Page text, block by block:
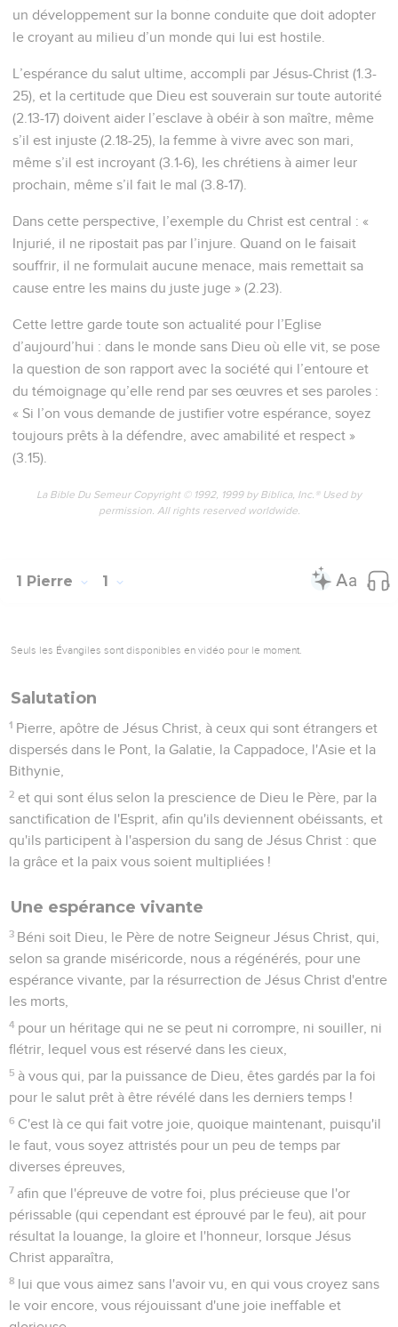
un développement sur la bonne conduite que doit adopter
le croyant au milieu d’un monde qui lui est hostile.
L’espérance du salut ultime, accompli par Jésus-Christ (1.3-
25), et la certitude que Dieu est souverain sur toute autorité
(2.13-17) doivent aider l’esclave à obéir à son maître, même
s’il est injuste (2.18-25), la femme à vivre avec son mari,
même s’il est incroyant (3.1-6), les chrétiens à aimer leur
prochain, même s’il fait le mal (3.8-17).
Dans cette perspective, l’exemple du Christ est central : «
Injurié, il ne ripostait pas par l’injure. Quand on le faisait
souffrir, il ne formulait aucune menace, mais remettait sa
cause entre les mains du juste juge » (2.23).
Cette lettre garde toute son actualité pour l’Eglise
d’aujourd’hui : dans le monde sans Dieu où elle vit, se pose
la question de son rapport avec la société qui l’entoure et
du témoignage qu’elle rend par ses œuvres et ses paroles :
« Si l’on vous demande de justifier votre espérance, soyez
toujours prêts à la défendre, avec amabilité et respect »
(3.15).
La Bible Du Semeur Copyright © 1992, 1999 by Biblica, Inc.® Used by
permission. All rights reserved worldwide.
1 Pierre 1
Seuls les Évangiles sont disponibles en vidéo pour le moment.
Salutation
1 Pierre, apôtre de Jésus Christ, à ceux qui sont étrangers et
dispersés dans le Pont, la Galatie, la Cappadoce, l'Asie et la
Bithynie,
2 et qui sont élus selon la prescience de Dieu le Père, par la
sanctification de l'Esprit, afin qu'ils deviennent obéissants, et
qu'ils participent à l'aspersion du sang de Jésus Christ : que
la grâce et la paix vous soient multipliées !
Une espérance vivante
3 Béni soit Dieu, le Père de notre Seigneur Jésus Christ, qui,
selon sa grande miséricorde, nous a régénérés, pour une
espérance vivante, par la résurrection de Jésus Christ d'entre
les morts,
4 pour un héritage qui ne se peut ni corrompre, ni souiller, ni
flétrir, lequel vous est réservé dans les cieux,
5 à vous qui, par la puissance de Dieu, êtes gardés par la foi
pour le salut prêt à être révélé dans les derniers temps !
6 C'est là ce qui fait votre joie, quoique maintenant, puisqu'il
le faut, vous soyez attristés pour un peu de temps par
diverses épreuves,
7 afin que l'épreuve de votre foi, plus précieuse que l'or
périssable (qui cependant est éprouvé par le feu), ait pour
résultat la louange, la gloire et l'honneur, lorsque Jésus
Christ apparaîtra,
8 lui que vous aimez sans l'avoir vu, en qui vous croyez sans
le voir encore, vous réjouissant d'une joie ineffable et